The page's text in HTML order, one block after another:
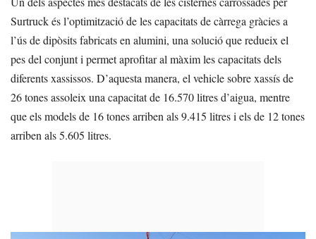
Surtruck és l’optimització de les capacitats de càrrega gràcies a
l’ús de dipòsits fabricats en alumini, una solució que redueix el
pes del conjunt i permet aprofitar al màxim les capacitats dels
diferents xassissos. D’aquesta manera, el vehicle sobre xassís de
26 tones assoleix una capacitat de 16.570 litres d’aigua, mentre
que els models de 16 tones arriben als 9.415 litres i els de 12 tones
arriben als 5.605 litres.